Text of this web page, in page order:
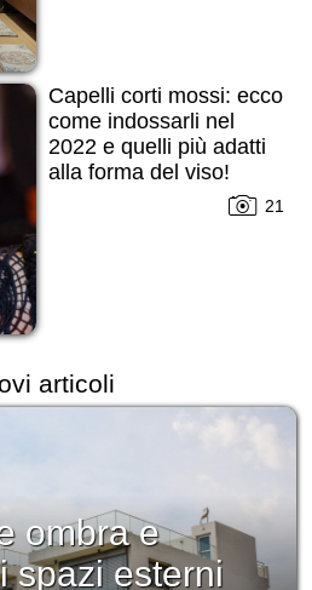
Capelli corti mossi: ecco
come indossarli nel
2022 e quelli più adatti
alla forma del viso!
21
articoli
ombra e
spazi esterni